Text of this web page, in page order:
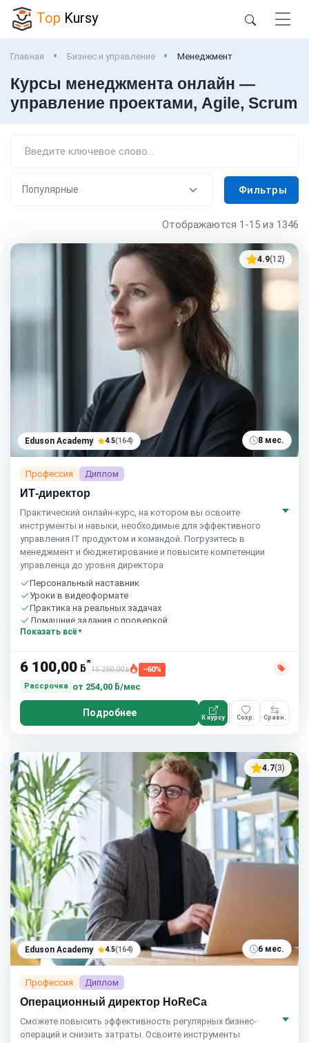
Top Kursy
Главная Бизнес и управление Менеджмент
Курсы менеджмента онлайн —
управление проектами, Agile, Scrum
Фильтры
Отображаются 1-15 из 1346
4.9(12)
Eduson Academy 4.5(164) 8 мес.
Профессия Диплом
ИТ-директор
Практический онлайн-курс, на котором вы освоите
инструменты и навыки, необходимые для эффективного
управления IT продуктом и командой. Погрузитесь в
менеджмент и бюджетирование и повысите компетенции
управленца до уровня директора
Персональный наставник
Уроки в видеоформате
Практика на реальных задачах
Домашние задания с проверкой
Бесплатный пробный урок
Показать всё
6 100,00 ƃ*
15 250,00ƃ
−60%
Рассрочка
от 254,00 ƃ/мес
Подробнее К курсу Сохр. Сравн.
4.7(3)
Eduson Academy 4.5(164) 6 мес.
Профессия Диплом
Операционный директор HoReCa
Сможете повысить эффективность регулярных бизнес-
операций и снизить затраты. Освоите инструменты